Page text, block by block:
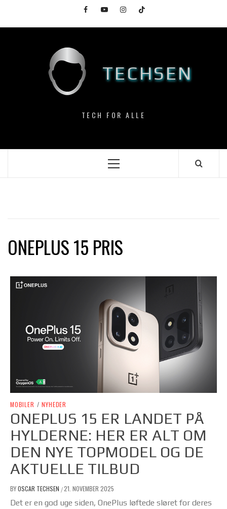
content
FacebookYouTubeInstagramTikTok
TECHSEN
TECH FOR ALLE
Primary
ONEPLUS 15 PRIS
MOBILER / NYHEDER
ONEPLUS 15 ER LANDET PÅ
HYLDERNE: HER ER ALT OM
DEN NYE TOPMODEL OG DE
AKTUELLE TILBUD
BYOSCAR TECHSEN /21. NOVEMBER 2025
Det er en god uge siden, OnePlus løftede sløret for deres